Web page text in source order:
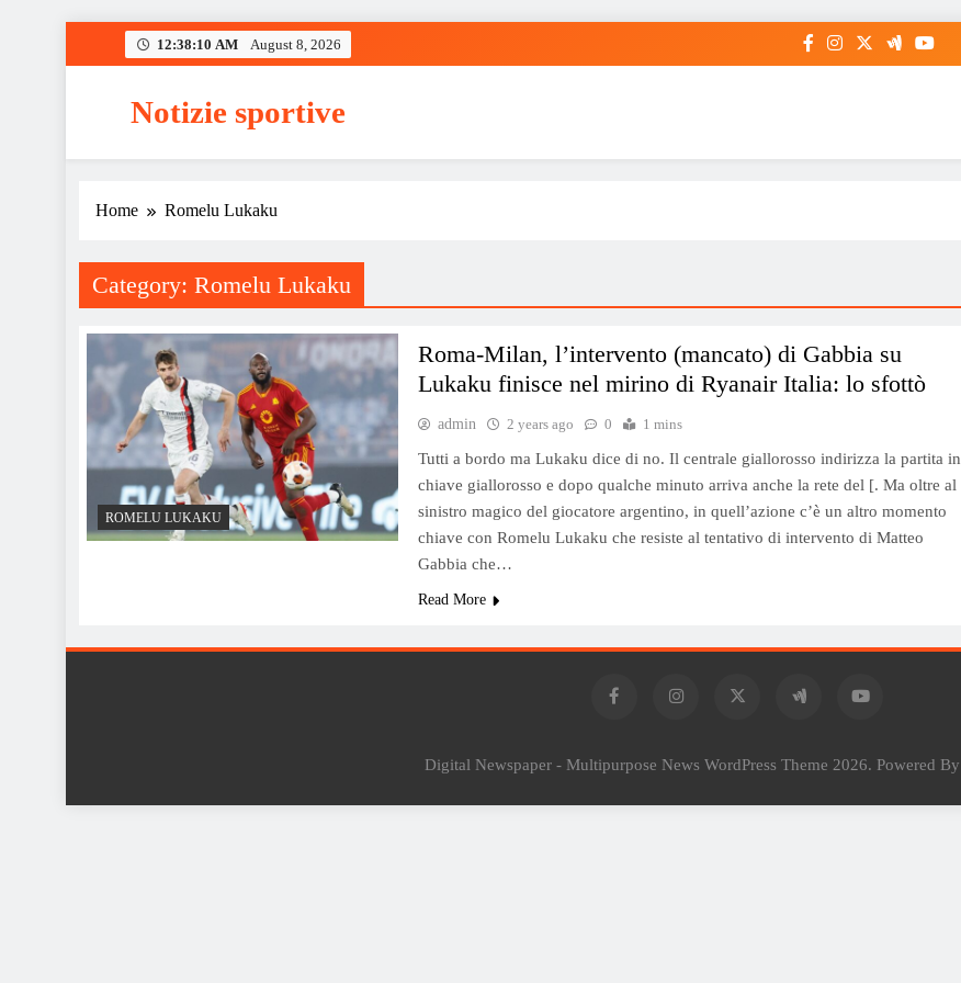
12:38:10 AM August 8, 2026
Notizie sportive
Home Romelu Lukaku
Category: Romelu Lukaku
ROMELU LUKAKU
Roma-Milan, l’intervento (mancato) di Gabbia su
Lukaku finisce nel mirino di Ryanair Italia: lo sfottò
admin 2 years ago 0 1 mins
Tutti a bordo ma Lukaku dice di no. Il centrale giallorosso indirizza la partita in
chiave giallorosso e dopo qualche minuto arriva anche la rete del [. Ma oltre al
sinistro magico del giocatore argentino, in quell’azione c’è un altro momento
chiave con Romelu Lukaku che resiste al tentativo di intervento di Matteo
Gabbia che…
Read More
Digital Newspaper - Multipurpose News WordPress Theme 2026. Powered By